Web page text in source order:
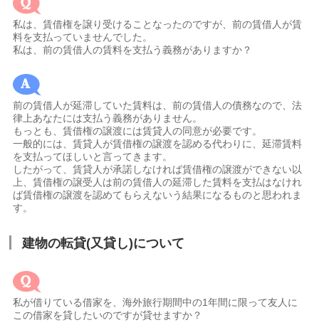
私は、賃借権を譲り受けることなったのですが、前の賃借人が賃
料を支払っていませんでした。
私は、前の賃借人の賃料を支払う義務がありますか？
前の賃借人が延滞していた賃料は、前の賃借人の債務なので、法
律上あなたには支払う義務がありません。
もっとも、賃借権の譲渡には賃貸人の同意が必要です。
一般的には、賃貸人が賃借権の譲渡を認める代わりに、延滞賃料
を支払ってほしいと言ってきます。
したがって、賃貸人が承諾しなければ賃借権の譲渡ができない以
上、賃借権の譲受人は前の賃借人の延滞した賃料を支払はなけれ
ば賃借権の譲渡を認めてもらえないう結果になるものと思われま
す。
建物の転貸(又貸し)について
私が借りている借家を、海外旅行期間中の1年間に限って友人に
この借家を貸したいのですが貸せますか？